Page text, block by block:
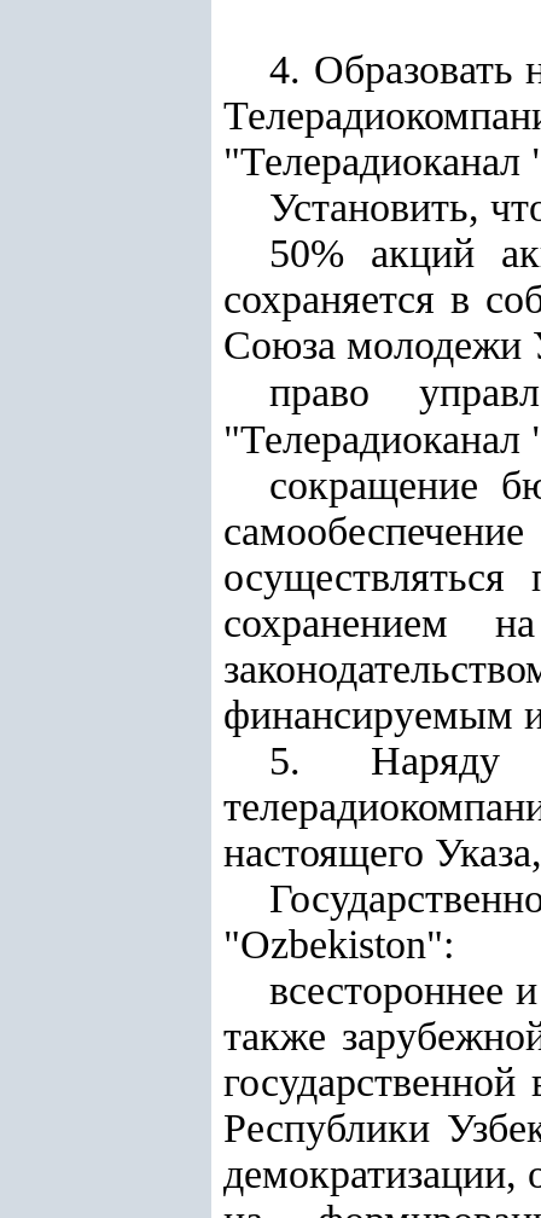
4. Образовать
"Телерадиоканал
Установить,
50% акций
сохраняется в
Союза молодежи
право
сокращение
сохранением
финансируемым
5. Наряду
настоящего
"Ozbekiston":
всестороннее
также
Республики